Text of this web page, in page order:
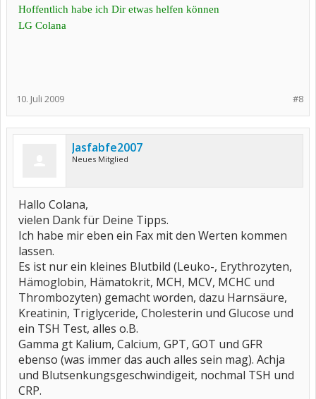
Hoffentlich habe ich Dir etwas helfen können
LG Colana
#8
10. Juli 2009
Jasfabfe2007
Neues Mitglied
Hallo Colana,
vielen Dank für Deine Tipps.
Ich habe mir eben ein Fax mit den Werten kommen
lassen.
Es ist nur ein kleines Blutbild (Leuko-, Erythrozyten,
Hämoglobin, Hämatokrit, MCH, MCV, MCHC und
Thrombozyten) gemacht worden, dazu Harnsäure,
Kreatinin, Triglyceride, Cholesterin und Glucose und
ein TSH Test, alles o.B.
Gamma gt Kalium, Calcium, GPT, GOT und GFR
ebenso (was immer das auch alles sein mag). Achja
und Blutsenkungsgeschwindigeit, nochmal TSH und
CRP.